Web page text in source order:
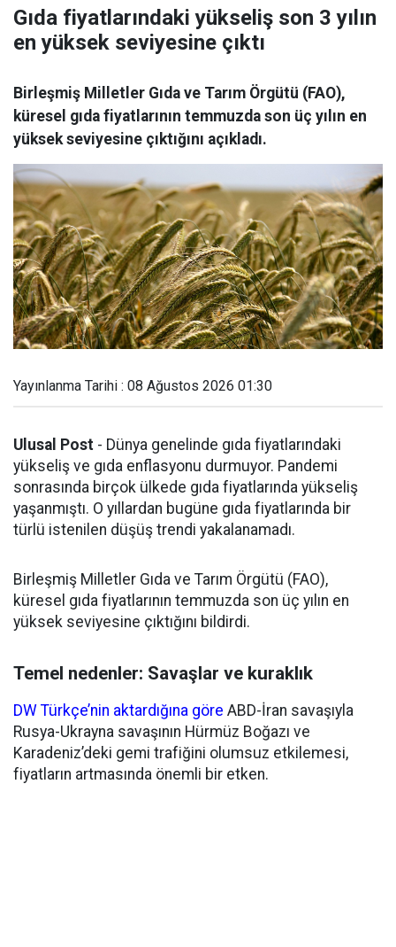
Gıda fiyatlarındaki yükseliş son 3 yılın
en yüksek seviyesine çıktı
Birleşmiş Milletler Gıda ve Tarım Örgütü (FAO),
küresel gıda fiyatlarının temmuzda son üç yılın en
yüksek seviyesine çıktığını açıkladı.
Yayınlanma Tarihi : 08 Ağustos 2026 01:30
Ulusal Post - Dünya genelinde gıda fiyatlarındaki
yükseliş ve gıda enflasyonu durmuyor. Pandemi
sonrasında birçok ülkede gıda fiyatlarında yükseliş
yaşanmıştı. O yıllardan bugüne gıda fiyatlarında bir
türlü istenilen düşüş trendi yakalanamadı.
Birleşmiş Milletler Gıda ve Tarım Örgütü (FAO),
küresel gıda fiyatlarının temmuzda son üç yılın en
yüksek seviyesine çıktığını bildirdi.
Temel nedenler: Savaşlar ve kuraklık
DW Türkçe’nin aktardığına göre ABD-İran savaşıyla
Rusya-Ukrayna savaşının Hürmüz Boğazı ve
Karadeniz’deki gemi trafiğini olumsuz etkilemesi,
fiyatların artmasında önemli bir etken.